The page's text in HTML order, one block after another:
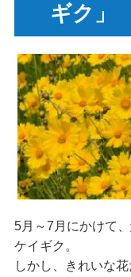
ギク」
5月～7月にかけて
ケイギク。
しかし、きれいな